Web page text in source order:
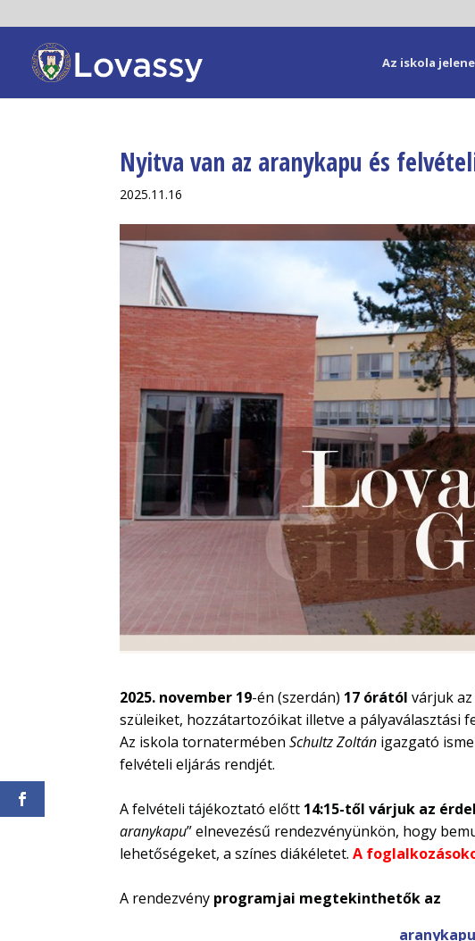
Az iskola jelene
Nyitva van az aranykapu és
2025.11.16
2025. november 19-én (szerdán) 17 órától várjuk
szüleiket, hozzátartozóikat illetve a pályaválasztási
Az iskola tornatermébenSchultz Zoltán igazgató
felvételi eljárás rendjét.
A felvételi tájékoztató előtt 14:15-től várjuk az
aranykapu” elnevezésű rendezvényünkön, hogy
lehetőségeket, a színes diákéletet.A
A rendezvény programjai megtekinthetők az